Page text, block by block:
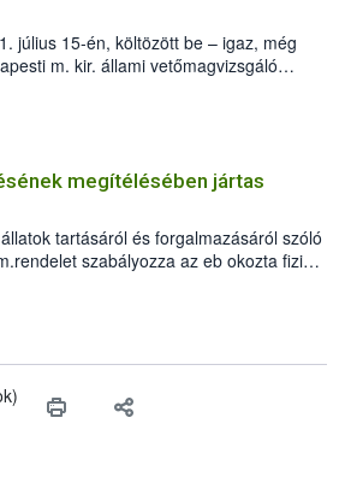
július 15-én, költözött be – igaz, még
m. kir. állami vetőmagvizsgáló
15. szám alatti, Czigler Győző által
megítélésében jártas
tartásáról és forgalmazásáról szóló
szabályozza az eb okozta fizikai
keletkezésekor felmerülő
a veszélyes eb tartását és annak